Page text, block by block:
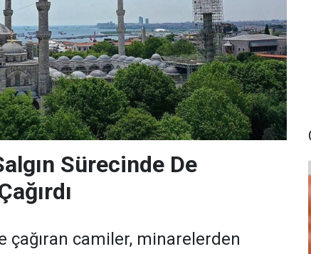
Sürecinde De
çağıran camiler, minarelerden